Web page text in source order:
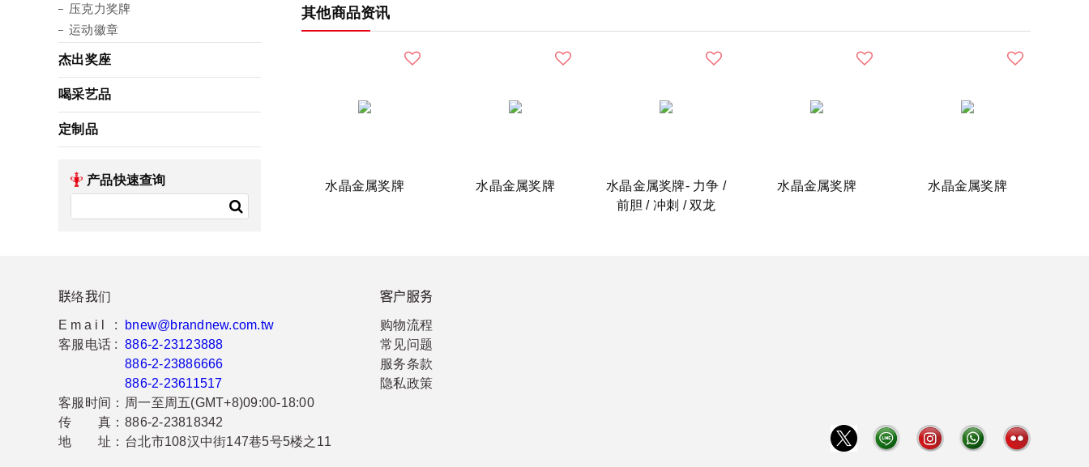
压克力奖牌
运动徽章
杰出奖座
喝采艺品
定制品
产品快速查询
其他商品资讯
水晶金属奖牌 水晶金属奖牌
水晶金属奖牌- 力争 /
前胆 / 冲刺 / 双龙
水晶金属奖牌 水晶金属奖牌
联络我们
Email :
bnew@brandnew.com.tw
客服电话 : 886-2-23123888
886-2-23886666
886-2-23611517
客服时间： 周一至周五(GMT+8)09:00-18:00
传 真： 886-2-23818342
地 址： 台北市108汉中街147巷5号5楼之11
客户服务
购物流程
常见问题
服务条款
隐私政策